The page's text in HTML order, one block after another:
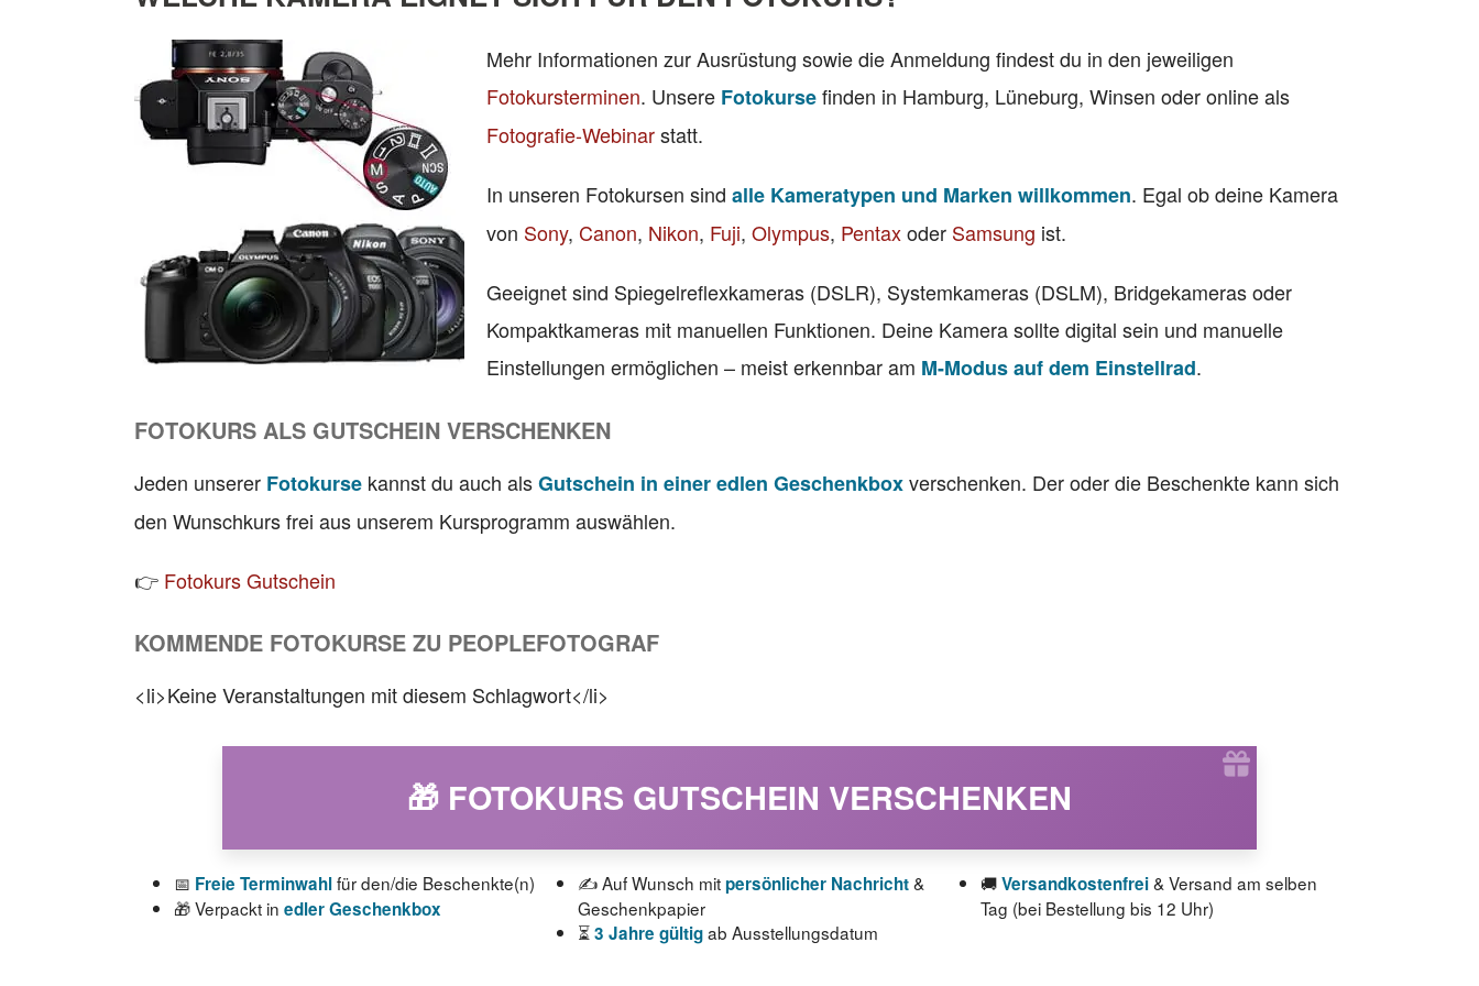
Mehr Informationen zur Ausrüstung sowie die Anmeldung findest du in den jeweiligen
Fotokursterminen. Unsere Fotokursefinden in Hamburg, Lüneburg, Winsen oder online als
Fotografie-Webinarstatt.
In unseren Fotokursen sind alle Kameratypen und Marken willkommen. Egal ob deine Kamera
von Sony, Canon, Nikon, Fuji, Olympus, Pentaxoder Samsung ist.
Geeignet sind Spiegelreflexkameras (DSLR), Systemkameras (DSLM), Bridgekameras oder
Kompaktkameras mit manuellen Funktionen. Deine Kamera sollte digital sein und manuelle
Einstellungen ermöglichen – meist erkennbar am M-Modus auf dem Einstellrad.
FOTOKURS ALS GUTSCHEIN VERSCHENKEN
Jeden unserer Fotokurse kannst du auch alsGutschein in einer edlen Geschenkboxverschenken. Der oder die Beschenkte kann sich
den Wunschkurs frei aus unserem Kursprogramm auswählen.
👉 Fotokurs Gutschein
KOMMENDE FOTOKURSE ZU PEOPLEFOTOGRAF
<li>Keine Veranstaltungen mit diesem Schlagwort</li>
🎁 FOTOKURS GUTSCHEIN VERSCHENKEN
📅 Freie Terminwahlfür den/die Beschenkte(n)
🎁 Verpackt in edler Geschenkbox
✍️ Auf Wunsch mitpersönlicher Nachricht&
Geschenkpapier
⏳3 Jahre gültigab Ausstellungsdatum
🚚Versandkostenfrei& Versand am selben
Tag (bei Bestellung bis 12 Uhr)